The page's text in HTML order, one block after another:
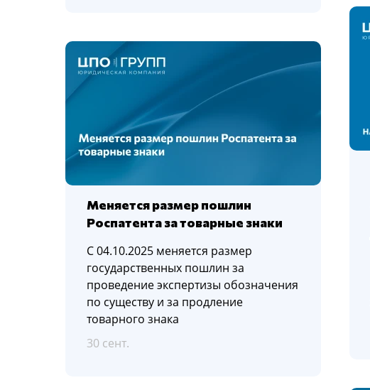
Меняется размер пошлин
Роспатента за товарные знаки
C 04.10.2025 меняется размер
государственных пошлин за
проведение экспертизы обозначения
по существу и за продление
товарного знака
30 сент.